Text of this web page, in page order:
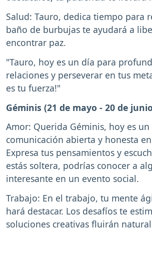
Salud: Tauro, dedica tiempo para
baño de burbujas te ayudará a
encontrar paz.
"Tauro, hoy es un día para
relaciones y perseverar en tus
es tu fuerza!"
Géminis (21 de mayo - 20 de
Amor: Querida Géminis, hoy es
comunicación abierta y honesta
Expresa tus pensamientos y
estás soltera, podrías conocer a
interesante en un evento social.
Trabajo: En el trabajo, tu mente
hará destacar. Los desafíos te
soluciones creativas fluirán